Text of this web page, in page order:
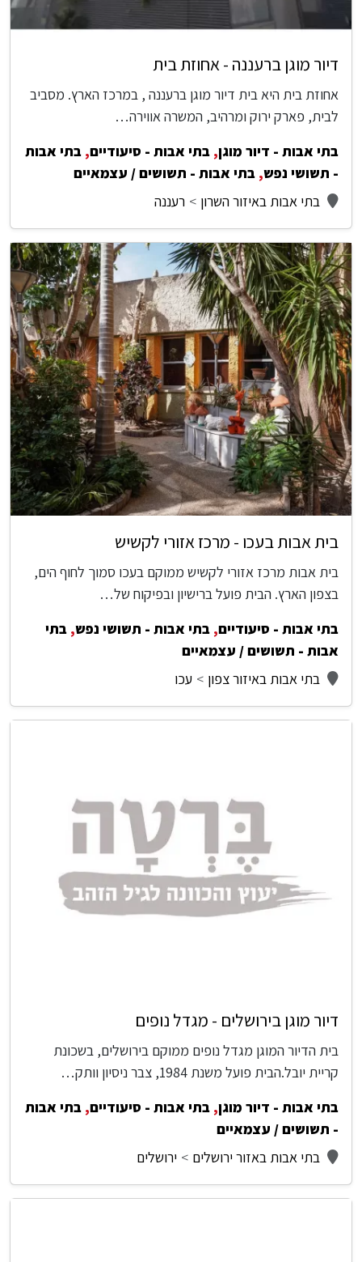
דיור מוגן ברעננה - אחוזת בית
אחוזת בית היא בית דיור מוגן ברעננה , במרכז הארץ. מסביב
לבית, פארק ירוק ומרהיב, המשרה אווירה…
בתי אבות - דיור מוגן, בתי אבות - סיעודיים, בתי אבות
- תשושי נפש, בתי אבות - תשושים / עצמאיים
בתי אבות באיזור השרון
רעננה
בית אבות בעכו - מרכז אזורי לקשיש
בית אבות מרכז אזורי לקשיש ממוקם בעכו סמוך לחוף הים,
בצפון הארץ. הבית פועל ברישיון ובפיקוח של…
בתי אבות - סיעודיים, בתי אבות - תשושי נפש, בתי
אבות - תשושים / עצמאיים
בתי אבות באיזור צפון
עכו
דיור מוגן בירושלים - מגדל נופים
בית הדיור המוגן מגדל נופים ממוקם בירושלים, בשכונת
קריית יובל.הבית פועל משנת 1984, צבר ניסיון וותק…
בתי אבות - דיור מוגן, בתי אבות - סיעודיים, בתי אבות
- תשושים / עצמאיים
בתי אבות באזור ירושלים
ירושלים